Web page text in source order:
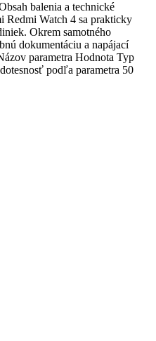
balenia a technické
Redmi Watch 4 sa prakticky
Okrem samotného
dokumentáciu a napájací
parametra Hodnota Typ
podľa parametra 50